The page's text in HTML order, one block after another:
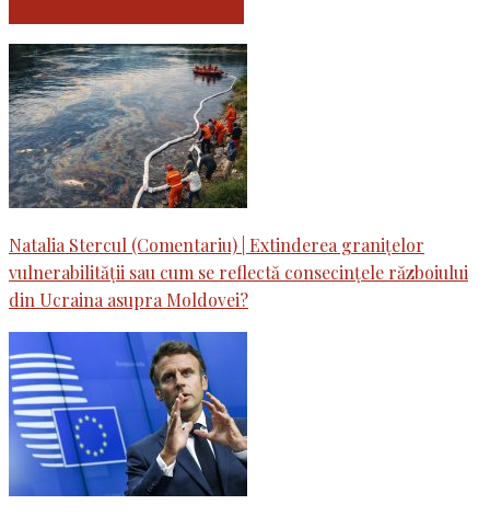
Natalia Stercul (Comentariu) | Extinderea granițelor
vulnerabilității sau cum se reflectă consecințele războiului
din Ucraina asupra Moldovei?